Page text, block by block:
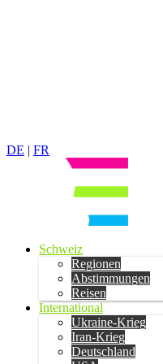
DE | FR
Schweiz
Regionen
Abstimmungen
Reisen
International
Ukraine-Krieg
Iran-Krieg
Deutschland